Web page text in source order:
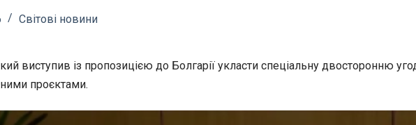
Світові новини
виступив із пропозицією до Болгарії укласти спеціальну двосторонню
проєктами.